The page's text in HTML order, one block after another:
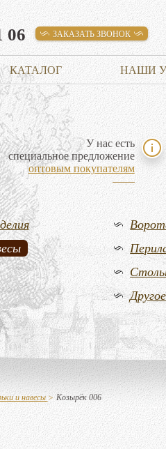
06 ЗАКАЗАТЬ ЗВОНОК
КАТАЛОГ НАШИ
У нас есть
специальное предложение
оптовым покупателям
Другое
и навесы> Козырёк 006